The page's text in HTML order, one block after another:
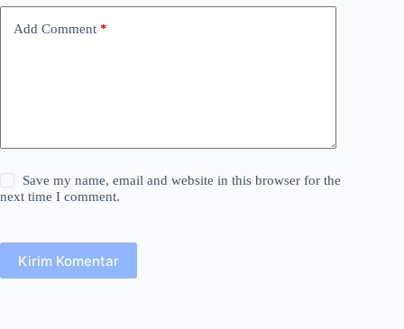
Add Comment *
Save my name, email and website in this browser for the
next time I comment.
Kirim Komentar